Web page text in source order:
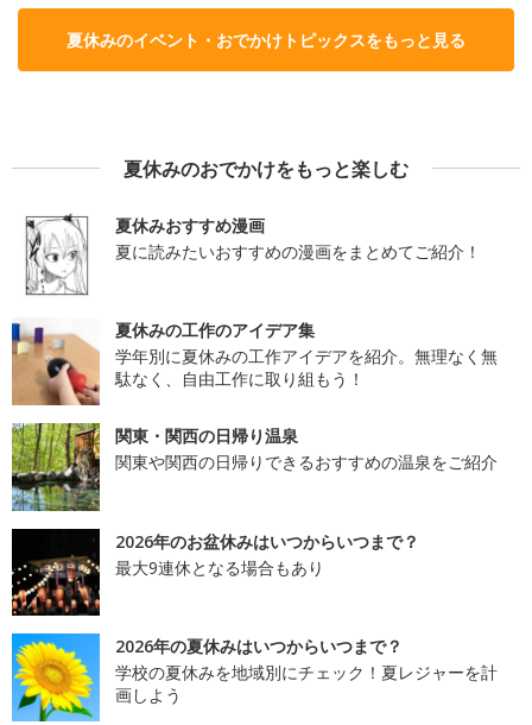
夏休みのイベント・おでかけトピックスをもっと見る
夏休みのおでかけをもっと楽しむ
夏休みおすすめ漫画
夏に読みたいおすすめの漫画をまとめてご紹介！
夏休みの工作のアイデア集
学年別に夏休みの工作アイデアを紹介。無理なく無
駄なく、自由工作に取り組もう！
関東・関西の日帰り温泉
関東や関西の日帰りできるおすすめの温泉をご紹介
2026年のお盆休みはいつからいつまで？
最大9連休となる場合もあり
2026年の夏休みはいつからいつまで？
学校の夏休みを地域別にチェック！夏レジャーを計
画しよう